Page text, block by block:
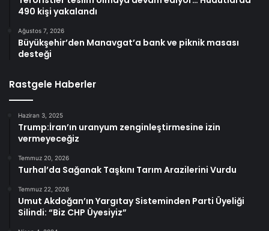
490 kişi yakalandı
Ağustos 7, 2026
Büyükşehir’den Manavgat’a bank ve piknik masası
desteği
Rastgele Haberler
Haziran 3, 2025
Trump:İran’ın uranyum zenginleştirmesine izin
vermeyeceğiz
Temmuz 20, 2026
Turhal’da Sağanak Taşkını Tarım Arazilerini Vurdu
Temmuz 22, 2026
Umut Akdoğan’ın Yargıtay Sisteminden Parti Üyeliği
Silindi: “Biz CHP Üyesiyiz”